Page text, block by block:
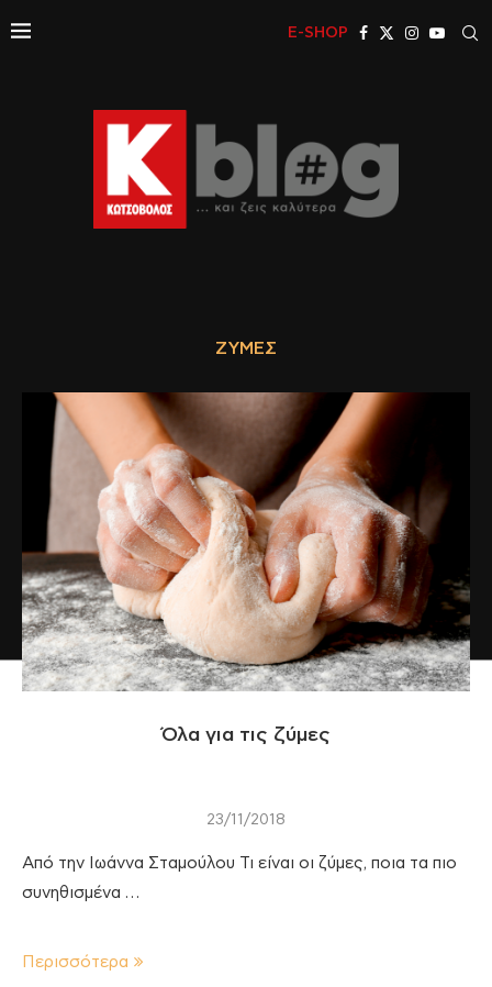
E-SHOP
ΖΎΜΕΣ
Όλα για τις ζύμες
23/11/2018
Από την Ιωάννα Σταμούλου Τι είναι οι ζύμες, ποια τα πιο
συνηθισμένα …
Περισσότερα